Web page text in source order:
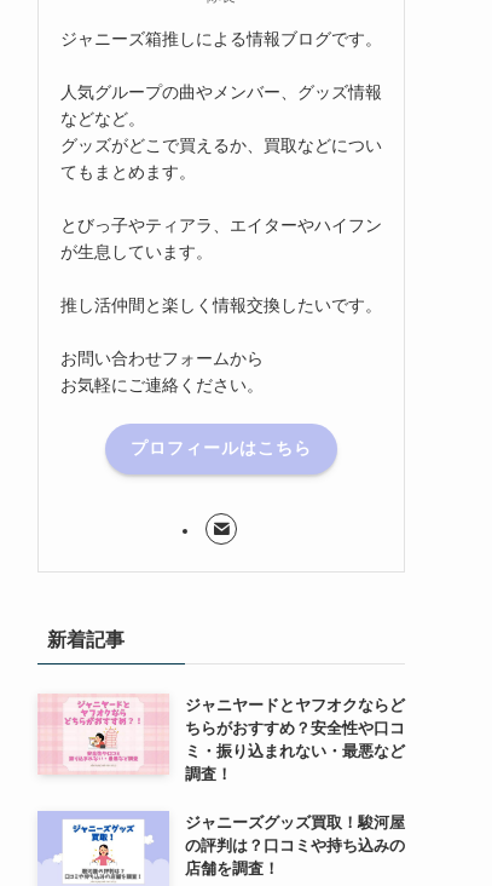
ジャニーズ箱推しによる情報ブログです。
人気グループの曲やメンバー、グッズ情報
などなど。
グッズがどこで買えるか、買取などについ
てもまとめます。
とびっ子やティアラ、エイターやハイフン
が生息しています。
推し活仲間と楽しく情報交換したいです。
お問い合わせフォームから
お気軽にご連絡ください。
プロフィールはこちら
新着記事
ジャニヤードとヤフオクならど
ちらがおすすめ？安全性や口コ
ミ・振り込まれない・最悪など
調査！
ジャニーズグッズ買取！駿河屋
の評判は？口コミや持ち込みの
店舗を調査！